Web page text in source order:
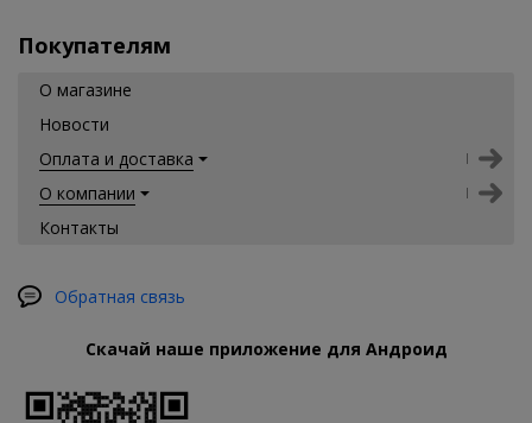
Покупателям
О магазине
Новости
Оплата и доставка
О компании
Контакты
Обратная связь
Скачай наше приложение для Андроид